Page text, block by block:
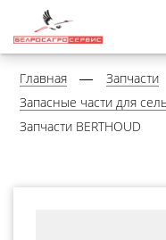
Главная
Запчасти
Запасные части для
Запчасти BERTHOUD